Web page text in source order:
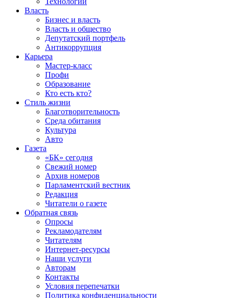
Власть
Бизнес и власть
Власть и общество
Депутатский портфель
Антикоррупция
Карьера
Мастер-класс
Профи
Образование
Кто есть кто?
Стиль жизни
Благотворительность
Среда обитания
Культура
Авто
Газета
«БК» сегодня
Свежий номер
Архив номеров
Парламентский вестник
Редакция
Читатели о газете
Обратная связь
Опросы
Рекламодателям
Читателям
Интернет-ресурсы
Наши услуги
Авторам
Контакты
Условия перепечатки
Политика конфиденциальности